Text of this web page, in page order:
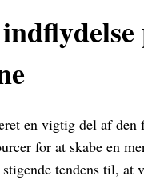
en vigtig del af
for at skabe en
tendens til, at